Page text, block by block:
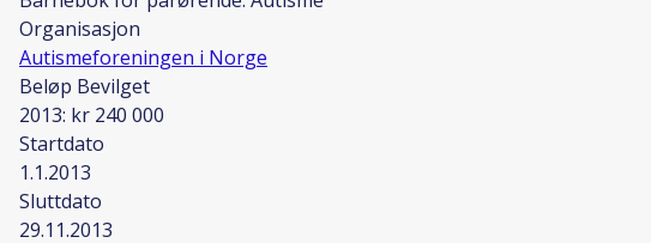
Organisasjon
Autismeforeningen i Norge
Beløp Bevilget
2013: kr 240 000
Startdato
1.1.2013
Sluttdato
29.11.2013